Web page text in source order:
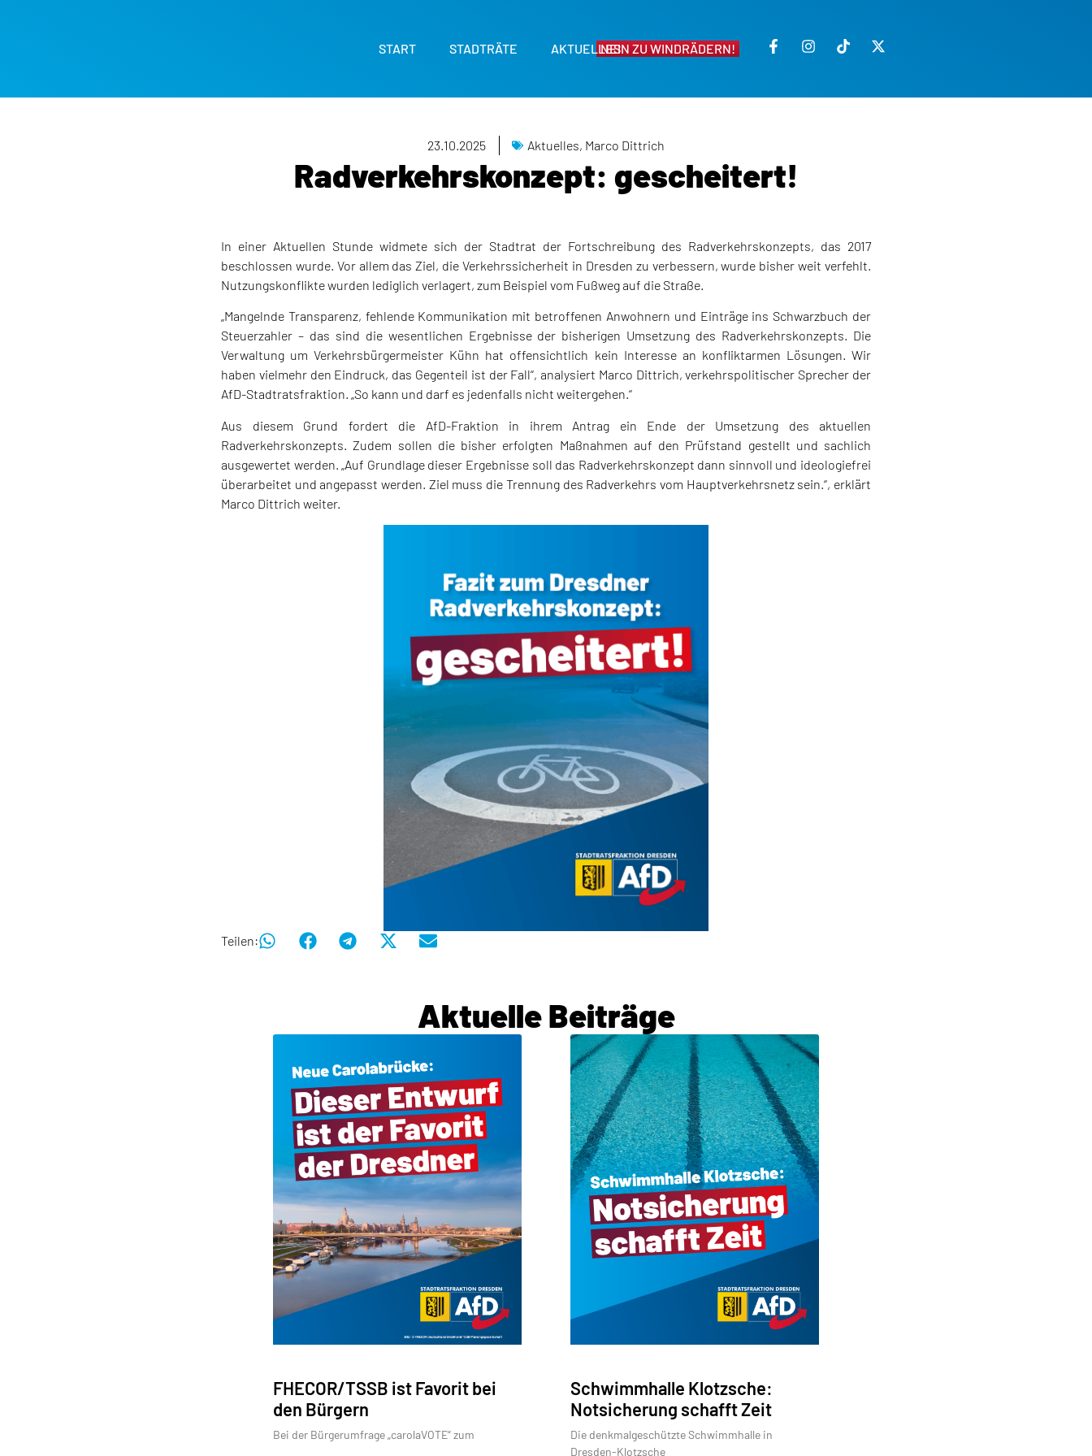
START STADTRÄTE AKTUELLESNEIN ZU WINDRÄDERN!
23.10.2025 Aktuelles, Marco Dittrich
Radverkehrskonzept: gescheitert!
In einer Aktuellen Stunde widmete sich der Stadtrat der Fortschreibung des Radverkehrskonzepts, das 2017
beschlossen wurde. Vor allem das Ziel, die Verkehrssicherheit in Dresden zu verbessern, wurde bisher weit verfehlt.
Nutzungskonflikte wurden lediglich verlagert, zum Beispiel vom Fußweg auf die Straße.
„Mangelnde Transparenz, fehlende Kommunikation mit betroffenen Anwohnern und Einträge ins Schwarzbuch der
Steuerzahler – das sind die wesentlichen Ergebnisse der bisherigen Umsetzung des Radverkehrskonzepts. Die
Verwaltung um Verkehrsbürgermeister Kühn hat offensichtlich kein Interesse an konfliktarmen Lösungen. Wir
haben vielmehr den Eindruck, das Gegenteil ist der Fall“, analysiert Marco Dittrich, verkehrspolitischer Sprecher der
AfD-Stadtratsfraktion. „So kann und darf es jedenfalls nicht weitergehen.“
Aus diesem Grund fordert die AfD-Fraktion in ihrem Antrag ein Ende der Umsetzung des aktuellen
Radverkehrskonzepts. Zudem sollen die bisher erfolgten Maßnahmen auf den Prüfstand gestellt und sachlich
ausgewertet werden. „Auf Grundlage dieser Ergebnisse soll das Radverkehrskonzept dann sinnvoll und ideologiefrei
überarbeitet und angepasst werden. Ziel muss die Trennung des Radverkehrs vom Hauptverkehrsnetz sein.“, erklärt
Marco Dittrich weiter.
Teilen:
Aktuelle Beiträge
FHECOR/TSSB ist Favorit bei
den Bürgern
Bei der Bürgerumfrage „carolaVOTE“ zum
Schwimmhalle Klotzsche:
Notsicherung schafft Zeit
Die denkmalgeschützte Schwimmhalle in
Dresden-Klotzsche